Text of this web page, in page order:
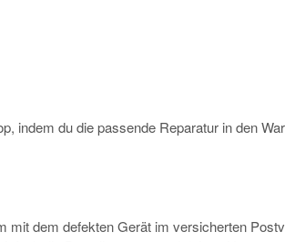
indem du die passende Reparatur in den
mit dem defekten Gerät im versicherten